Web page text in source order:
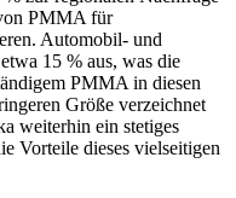
PMMA für
Automobil- und
15 % aus, was die
PMMA in diesen
Größe verzeichnet
weiterhin ein stetiges
Vorteile dieses vielseitigen